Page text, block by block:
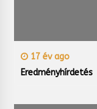
17 év ago
Eredményhírdetés